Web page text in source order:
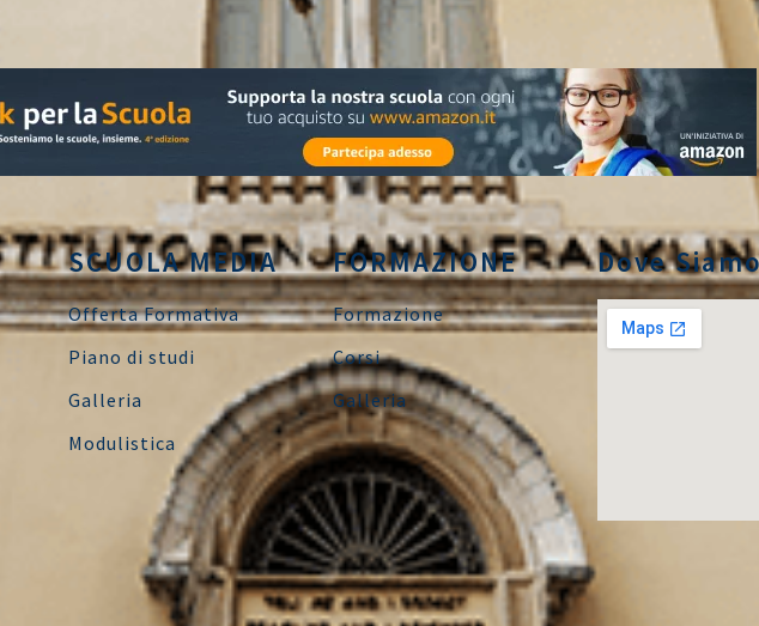
SCUOLA MEDIA
Offerta Formativa
Piano di studi
Galleria
Modulistica
FORMAZIONE
Formazione
Corsi
Galleria
Dove